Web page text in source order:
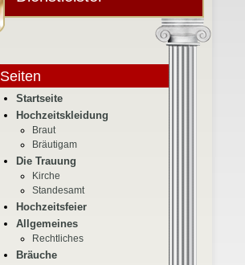
Seiten
Startseite
Hochzeitskleidung
Braut
Bräutigam
Die Trauung
Kirche
Standesamt
Hochzeitsfeier
Allgemeines
Rechtliches
Bräuche